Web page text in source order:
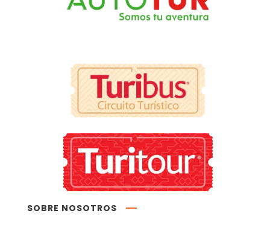
SOBRE NOSOTROS